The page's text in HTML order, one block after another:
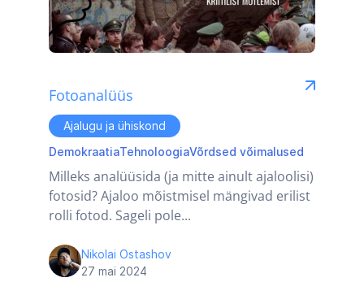
Fotoanalüüs
Ajalugu ja ühiskond
DemokraatiaTehnoloogiaVõrdsed võimalused
Milleks analüüsida (ja mitte ainult ajaloolisi)
fotosid? Ajaloo mõistmisel mängivad erilist
rolli fotod. Sageli pole...
Nikolai Ostashov
27 mai 2024